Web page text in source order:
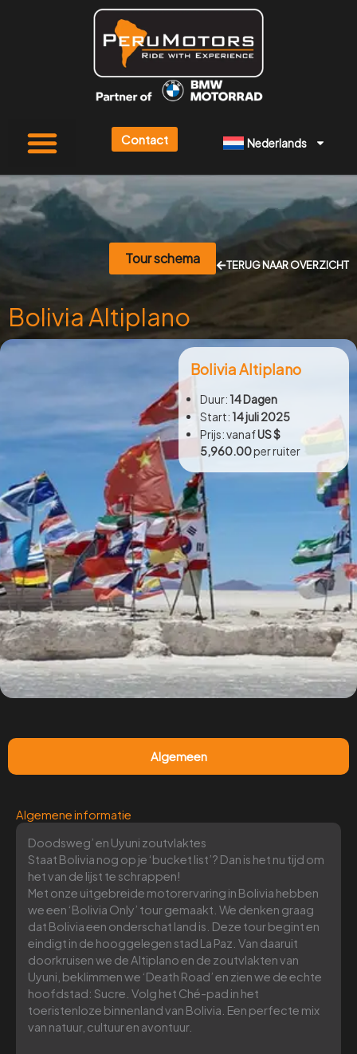
Contact Nederlands
TERUG NAAR OVERZICHT
Tour schema
Bolivia Altiplano
Bolivia Altiplano
Duur: 14 Dagen
Start: 14 juli 2025
Prijs: vanafUS $
5,960.00per ruiter
Algemeen
Algemene informatie
Doodsweg’ en Uyuni zoutvlaktes
Staat Bolivia nog op je ‘bucket list’? Dan is het nu tijd om
het van de lijst te schrappen!
Met onze uitgebreide motorervaring in Bolivia hebben
we een ‘Bolivia Only’ tour gemaakt. We denken graag
dat Bolivia een onderschat land is. Deze tour begint en
eindigt in de hooggelegen stad La Paz. Van daaruit
doorkruisen we de Altiplano en de zoutvlakten van
Uyuni, beklimmen we ‘Death Road’ en zien we de echte
hoofdstad: Sucre. Volg het Ché-pad in het
toeristenloze binnenland van Bolivia. Een perfecte mix
van natuur, cultuur en avontuur.